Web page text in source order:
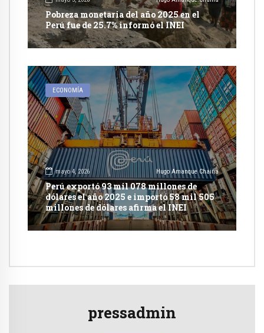
Pobreza monetaria del año 2025 en el
Perú fue de 25.7% informó el INEI
ECONOMÍA
mayo 4, 2026 Hugo Amanque Chaiña
Perú exportó 93 mil 078 millones de
dólares el año 2025 e importó 58 mil 505
millones de dólares afirma el INEI
pressadmin